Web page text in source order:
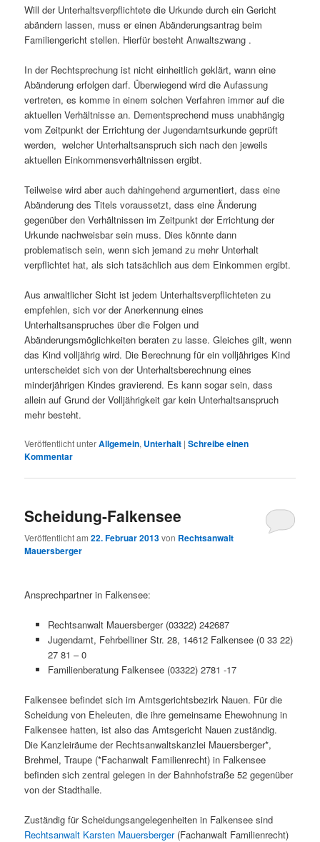
Will der Unterhaltsverpflichtete die Urkunde durch ein Gericht
abändern lassen, muss er einen Abänderungsantrag beim
Familiengericht stellen. Hierfür besteht Anwaltszwang .
In der Rechtsprechung ist nicht einheitlich geklärt, wann eine
Abänderung erfolgen darf. Überwiegend wird die Aufassung
vertreten, es komme in einem solchen Verfahren immer auf die
aktuellen Verhältnisse an. Dementsprechend muss unabhängig
vom Zeitpunkt der Errichtung der Jugendamtsurkunde geprüft
werden, welcher Unterhaltsanspruch sich nach den jeweils
aktuellen Einkommensverhältnissen ergibt.
Teilweise wird aber auch dahingehend argumentiert, dass eine
Abänderung des Titels voraussetzt, dass eine Änderung
gegenüber den Verhältnissen im Zeitpunkt der Errichtung der
Urkunde nachweisbar sein muss. Dies könnte dann
problematisch sein, wenn sich jemand zu mehr Unterhalt
verpflichtet hat, als sich tatsächlich aus dem Einkommen ergibt.
Aus anwaltlicher Sicht ist jedem Unterhaltsverpflichteten zu
empfehlen, sich vor der Anerkennung eines
Unterhaltsanspruches über die Folgen und
Abänderungsmöglichkeiten beraten zu lasse. Gleiches gilt, wenn
das Kind volljährig wird. Die Berechnung für ein volljähriges Kind
unterscheidet sich von der Unterhaltsberechnung eines
minderjährigen Kindes gravierend. Es kann sogar sein, dass
allein auf Grund der Volljährigkeit gar kein Unterhaltsanspruch
mehr besteht.
Veröffentlicht unterAllgemein, Unterhalt |Schreibe einen
Kommentar
Scheidung-Falkensee
Veröffentlicht am22. Februar 2013von Rechtsanwalt
Mauersberger
Ansprechpartner in Falkensee:
Rechtsanwalt Mauersberger (03322) 242687
Jugendamt, Fehrbelliner Str. 28, 14612 Falkensee (0 33 22)
27 81 – 0
Familienberatung Falkensee (03322) 2781 -17
Falkensee befindet sich im Amtsgerichtsbezirk Nauen. Für die
Scheidung von Eheleuten, die ihre gemeinsame Ehewohnung in
Falkensee hatten, ist also das Amtsgericht Nauen zuständig.
Die Kanzleiräume der Rechtsanwaltskanzlei Mauersberger*,
Brehmel, Traupe (*Fachanwalt Familienrecht) in Falkensee
befinden sich zentral gelegen in der Bahnhofstraße 52 gegenüber
von der Stadthalle.
Zuständig für Scheidungsangelegenheiten in Falkensee sind
Rechtsanwalt Karsten Mauersberger(Fachanwalt Familienrecht)